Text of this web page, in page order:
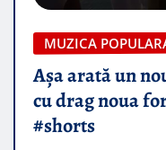
MUZICA
Așa arată un
cu drag noua
#shorts